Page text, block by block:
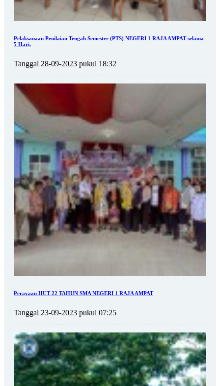
Pelaksanaan Penilaian Tengah Semester (PTS) NEGERI 1 RAJA AMPAT selama
5 Hari.
Tanggal 28-09-2023 pukul 18:32
Perayaan HUT 22 TAHUN SMA NEGERI 1 RAJA AMPAT
Tanggal 23-09-2023 pukul 07:25